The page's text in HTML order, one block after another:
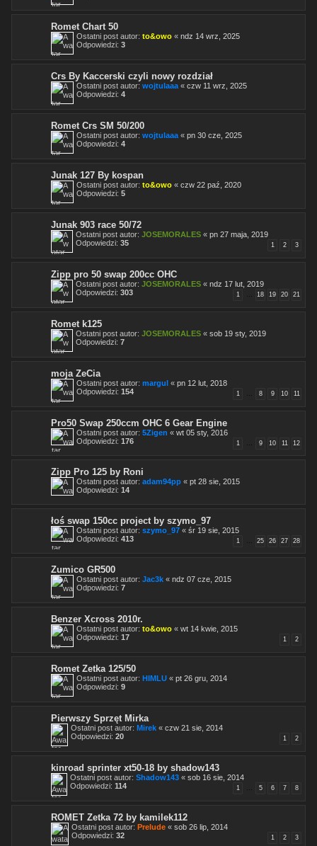
Romet Chart 50
Ostatni post autor: to&owo « ndz 14 wrz, 2025
Odpowiedzi: 3
Crs By Kaccerski czyli nowy rozdział
Ostatni post autor: wojtulaaa « czw 11 wrz, 2025
Odpowiedzi: 4
Romet Crs SM 50/200
Ostatni post autor: wojtulaaa « pn 30 cze, 2025
Odpowiedzi: 4
Junak 127 By kospan
Ostatni post autor: to&owo « czw 22 paź, 2020
Odpowiedzi: 5
Junak 903 race 50/72
Ostatni post autor: JOSEMORALES « pn 27 maja, 2019
Odpowiedzi: 35 1 2 3
Zipp pro 50 swap 200cc OHC
Ostatni post autor: JOSEMORALES « ndz 17 lut, 2019
Odpowiedzi: 303 1 18 19 20 21
Romet k125
Ostatni post autor: JOSEMORALES « sob 19 sty, 2019
Odpowiedzi: 7
moja ZeCia
Ostatni post autor: margul « pn 12 lut, 2018
Odpowiedzi: 154 1 8 9 10 11
Pro50 Swap 250ccm OHC 6 Gear Engine
Ostatni post autor: 5Zigen « wt 05 sty, 2016
Odpowiedzi: 176 1 9 10 11 12
Zipp Pro 125 by Roni
Ostatni post autor: adam94pp « pt 28 sie, 2015
Odpowiedzi: 14
łoś swap 150cc project by szymo_97
Ostatni post autor: szymo_97 « śr 19 sie, 2015
Odpowiedzi: 413 1 25 26 27 28
Zumico GR500
Ostatni post autor: Jac3k « ndz 07 cze, 2015
Odpowiedzi: 7
Benzer Xcross 2010r.
Ostatni post autor: to&owo « wt 14 kwie, 2015
Odpowiedzi: 17 1 2
Romet Zetka 125/50
Ostatni post autor: HIMLU « pt 26 gru, 2014
Odpowiedzi: 9
Pierwszy Sprzęt Mirka
Ostatni post autor: Mirek « czw 21 sie, 2014
Odpowiedzi: 20 1 2
kinroad sprinter xt50-18 by shadow143
Ostatni post autor: Shadow143 « sob 16 sie, 2014
Odpowiedzi: 114 1 5 6 7 8
ROMET Zetka 72 by kamilek112
Ostatni post autor: Prelude « sob 26 lip, 2014
Odpowiedzi: 32 1 2 3